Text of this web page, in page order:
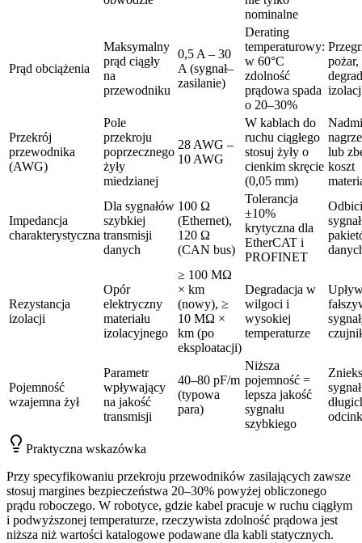
nominalne
Prąd obciążenia
Maksymalny
prąd ciągły
na
przewodniku
0,5 A – 30
A (sygnał–
zasilanie)
Derating
temperaturowy:
w 60°C
zdolność
prądowa spada
o 20–30%
pożar,
Przekrój
przewodnika
(AWG)
Pole
przekroju
poprzecznego
żyły
miedzianej
28 AWG –
10 AWG
W kablach do
ruchu ciągłego
stosuj żyły o
cienkim skręcie
(0,05 mm)
lub
koszt
Impedancja
charakterystyczna
Dla sygnałów
szybkiej
transmisji
danych
100 Ω
(Ethernet),
120 Ω
(CAN bus)
Tolerancja
±10%
krytyczna dla
EtherCAT i
PROFINET
Rezystancja
izolacji
Opór
elektryczny
materiału
izolacyjnego
≥ 100 MΩ
× km
(nowy), ≥
10 MΩ ×
km (po
eksploatacji)
Degradacja w
wilgoci i
wysokiej
temperaturze
Pojemność
wzajemna żył
Parametr
wpływający
na jakość
transmisji
40–80 pF/m
(typowa
para)
Niższa
pojemność =
lepsza jakość
sygnału
szybkiego
Praktyczna wskazówka
Przy specyfikowaniu przekroju przewodników zasilających zawsze
stosuj margines bezpieczeństwa 20–30% powyżej obliczonego
prądu roboczego. W robotyce, gdzie kabel pracuje w ruchu ciągłym
i podwyższonej temperaturze, rzeczywista zdolność prądowa jest
niższa niż wartości katalogowe podawane dla kabli statycznych.